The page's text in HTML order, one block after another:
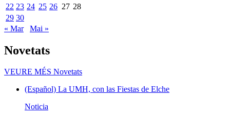
22 23 24 25 26 27 28
29 30
« Mar
Mai »
Novetats
VEURE MÉS Novetats
(Español) La UMH, con las Fiestas de Elche
Noticia